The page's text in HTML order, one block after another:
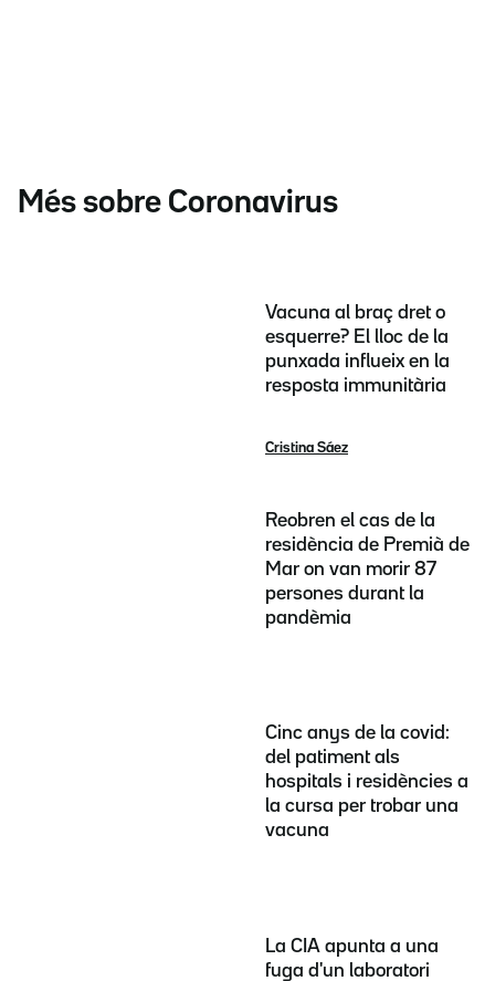
Més sobre Coronavirus
Vacuna al braç dret o
esquerre? El lloc de la
punxada influeix en la
resposta immunitària
Cristina Sáez
Reobren el cas de la
residència de Premià de
Mar on van morir 87
persones durant la
pandèmia
Cinc anys de la covid:
del patiment als
hospitals i residències a
la cursa per trobar una
vacuna
La CIA apunta a una
fuga d'un laboratori